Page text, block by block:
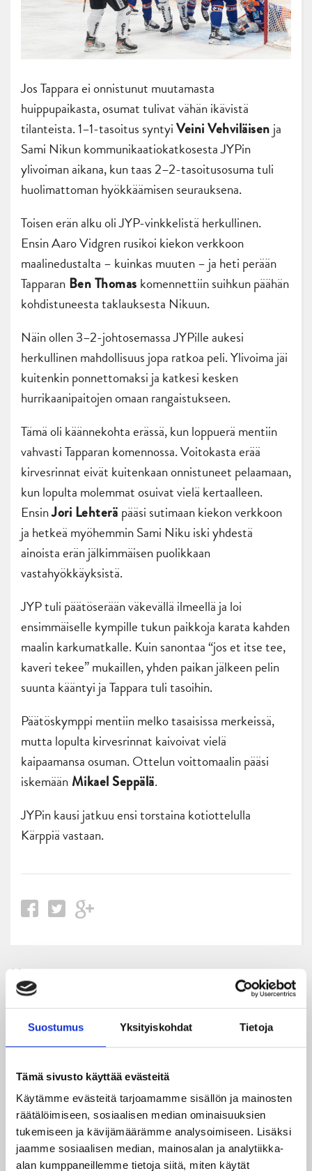
Suostumus Yksityiskohdat Tietoja
Tämä sivusto käyttää evästeitä
Käytämme evästeitä tarjoamamme sisällön ja mainosten
räätälöimiseen, sosiaalisen median ominaisuuksien
tukemiseen ja kävijämäärämme analysoimiseen. Lisäksi
jaamme sosiaalisen median, mainosalan ja analytiikka-
alan kumppaneillemme tietoja siitä, miten käytät
Jos Tappara ei onnistunut muutamasta
huippupaikasta, osumat tulivat vähän ikävistä
tilanteista. 1–1-tasoitus syntyiVeini Vehviläisen ja
Sami Nikun kommunikaatiokatkosesta JYPin
ylivoiman aikana, kun taas 2–2-tasoitusosuma tuli
huolimattoman hyökkäämisen seurauksena.
Toisen erän alku oli JYP-vinkkelistä herkullinen.
Ensin Aaro Vidgren rusikoi kiekon verkkoon
maalinedustalta – kuinkas muuten – ja heti perään
Tapparan Ben Thomas komennettiin suihkun päähän
kohdistuneesta taklauksesta Nikuun.
Näin ollen 3–2-johtosemassa JYPille aukesi
herkullinen mahdollisuus jopa ratkoa peli. Ylivoima jäi
kuitenkin ponnettomaksi ja katkesi kesken
hurrikaanipaitojen omaan rangaistukseen.
Tämä oli käännekohta erässä, kun loppuerä mentiin
vahvasti Tapparan komennossa. Voitokasta erää
kirvesrinnat eivät kuitenkaan onnistuneet pelaamaan,
kun lopulta molemmat osuivat vielä kertaalleen.
EnsinJori Lehterä pääsi sutimaan kiekon verkkoon
ja hetkeä myöhemmin Sami Niku iski yhdestä
ainoista erän jälkimmäisen puolikkaan
vastahyökkäyksistä.
JYP tuli päätöserään väkevällä ilmeellä ja loi
ensimmäiselle kympille tukun paikkoja karata kahden
maalin karkumatkalle. Kuin sanontaa “jos et itse tee,
kaveri tekee” mukaillen, yhden paikan jälkeen pelin
suunta kääntyi ja Tappara tuli tasoihin.
Päätöskymppi mentiin melko tasaisissa merkeissä,
mutta lopulta kirvesrinnat kaivoivat vielä
kaipaamansa osuman. Ottelun voittomaalin pääsi
iskemään Mikael Seppälä.
JYPin kausi jatkuu ensi torstaina kotiottelulla
Kärppiä vastaan.
Uusimmat
Turnausraportti: JYP juhlii seurahistorian ensimmäistä
Tampere Cupin voittoa!
06.08.2026
JYPin kausi käyntiin Tampere Cupista!
05.08.2026
JYPin kapteenisto Liiga-kauteen 2026–2027 on nimetty